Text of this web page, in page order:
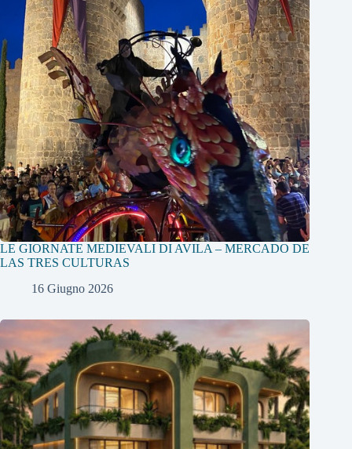
LE GIORNATE MEDIEVALI DI AVILA – MERCADO DE
LAS TRES CULTURAS
16 Giugno 2026